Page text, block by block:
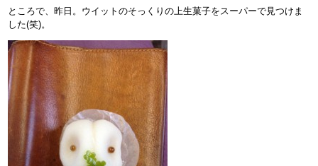
ところで、昨日。ウイットのそっくりの上生菓子をスーパーで見つけま
した(笑)。